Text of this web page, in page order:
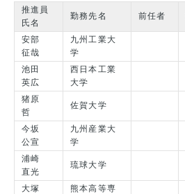
推進員
氏名
勤務先名 前任者
安部
征哉
九州工業大
学
池田
英広
西日本工業
大学
猪原
哲
佐賀大学
今坂
公宣
九州産業大
学
浦崎
直光
琉球大学
大塚
熊本高等専